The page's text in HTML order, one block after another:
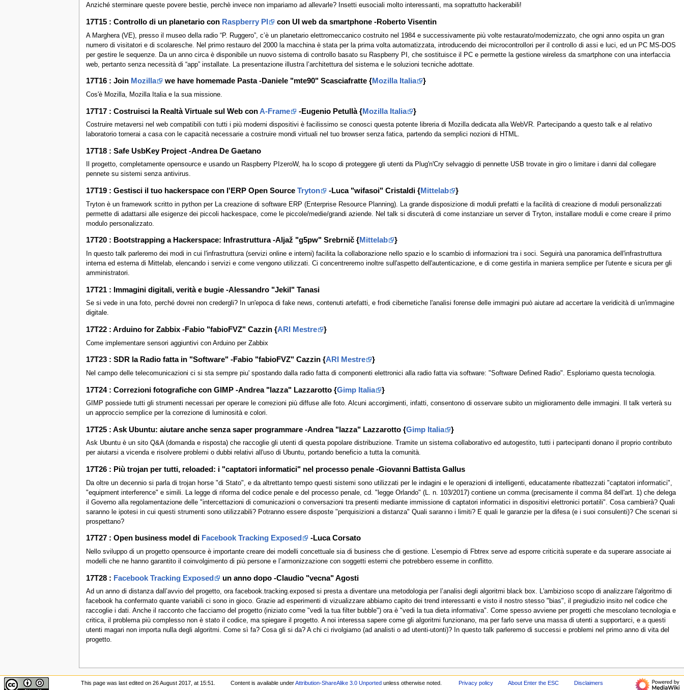
Anziché sterminare queste povere bestie, perchè invece non impariamo ad allevarle? Insetti eusociali molto interessanti, ma soprattutto hackerabili!
17T15 : Controllo di un planetario con Raspberry PI con UI web da smartphone -Roberto Visentin
A Marghera (VE), presso il museo della radio “P. Ruggero”, c’è un planetario elettromeccanico costruito nel 1984 e successivamente più volte restaurato/modernizzato, che ogni anno ospita un gran
numero di visitatori e di scolaresche. Nel primo restauro del 2000 la macchina è stata per la prima volta automatizzata, introducendo dei microcontrollori per il controllo di assi e luci, ed un PC MS-DOS
per gestire le sequenze. Da un anno circa è disponibile un nuovo sistema di controllo basato su Raspberry PI, che sostituisce il PC e permette la gestione wireless da smartphone con una interfaccia
web, pertanto senza necessità di “app” installate. La presentazione illustra l’architettura del sistema e le soluzioni tecniche adottate.
17T16 : Join Mozilla we have homemade Pasta -Daniele "mte90" Scasciafratte {Mozilla Italia }
Cos'è Mozilla, Mozilla Italia e la sua missione.
17T17 : Costruisci la Realtà Virtuale sul Web conA-Frame -Eugenio Petullà {Mozilla Italia }
Costruire metaversi nel web compatibili con tutti i più moderni dispositivi è facilissimo se conosci questa potente libreria di Mozilla dedicata alla WebVR. Partecipando a questo talk e al relativo
laboratorio tornerai a casa con le capacità necessarie a costruire mondi virtuali nel tuo browser senza fatica, partendo da semplici nozioni di HTML.
17T18 : Safe UsbKey Project -Andrea De Gaetano
Il progetto, completamente opensource e usando un Raspberry PIzeroW, ha lo scopo di proteggere gli utenti da Plug'n'Cry selvaggio di pennette USB trovate in giro o limitare i danni dal collegare
pennete su sistemi senza antivirus.
17T19 : Gestisci il tuo hackerspace con l'ERP Open Source Tryton -Luca "wifasoi" Cristaldi {Mittelab }
Tryton è un framework scritto in python per La creazione di software ERP (Enterprise Resource Planning). La grande disposizione di moduli prefatti e la facilità di creazione di moduli personalizzati
permette di adattarsi alle esigenze dei piccoli hackespace, come le piccole/medie/grandi aziende. Nel talk si discuterà di come instanziare un server di Tryton, installare moduli e come creare il primo
modulo personalizzato.
17T20 : Bootstrapping a Hackerspace: Infrastruttura -Aljaž "g5pw" Srebrnič {Mittelab }
In questo talk parleremo dei modi in cui l'infrastruttura (servizi online e interni) facilita la collaborazione nello spazio e lo scambio di informazioni tra i soci. Seguirà una panoramica dell'infrastruttura
interna ed esterna di Mittelab, elencando i servizi e come vengono utilizzati. Ci concentreremo inoltre sull'aspetto dell'autenticazione, e di come gestirla in maniera semplice per l'utente e sicura per gli
amministratori.
17T21 : Immagini digitali, verità e bugie -Alessandro "Jekil" Tanasi
Se si vede in una foto, perché dovrei non credergli? In un'epoca di fake news, contenuti artefatti, e frodi cibernetiche l'analisi forense delle immagini può aiutare ad accertare la veridicità di un'immagine
digitale.
17T22 : Arduino for Zabbix -Fabio "fabioFVZ" Cazzin {ARI Mestre }
Come implementare sensori aggiuntivi con Arduino per Zabbix
17T23 : SDR la Radio fatta in "Software" -Fabio "fabioFVZ" Cazzin {ARI Mestre }
Nel campo delle telecomunicazioni ci si sta sempre piu' spostando dalla radio fatta di componenti elettronici alla radio fatta via software: "Software Defined Radio". Esploriamo questa tecnologia.
17T24 : Correzioni fotografiche con GIMP -Andrea "lazza" Lazzarotto {Gimp Italia }
GIMP possiede tutti gli strumenti necessari per operare le correzioni più diffuse alle foto. Alcuni accorgimenti, infatti, consentono di osservare subito un miglioramento delle immagini. Il talk verterà su
un approccio semplice per la correzione di luminosità e colori.
17T25 : Ask Ubuntu: aiutare anche senza saper programmare -Andrea "lazza" Lazzarotto {Gimp Italia }
Ask Ubuntu è un sito Q&A (domanda e risposta) che raccoglie gli utenti di questa popolare distribuzione. Tramite un sistema collaborativo ed autogestito, tutti i partecipanti donano il proprio contributo
per aiutarsi a vicenda e risolvere problemi o dubbi relativi all'uso di Ubuntu, portando beneficio a tutta la comunità.
17T26 : Più trojan per tutti, reloaded: i "captatori informatici" nel processo penale -Giovanni Battista Gallus
Da oltre un decennio si parla di trojan horse "di Stato", e da altrettanto tempo questi sistemi sono utilizzati per le indagini e le operazioni di intelligenti, educatamente ribattezzati "captatori informatici",
"equipment interference" e simili. La legge di riforma del codice penale e del processo penale, cd. "legge Orlando" (L. n. 103/2017) contiene un comma (precisamente il comma 84 dell'art. 1) che delega
il Governo alla regolamentazione delle "intercettazioni di comunicazioni o conversazioni tra presenti mediante immissione di captatori informatici in dispositivi elettronici portatili". Cosa cambierà? Quali
saranno le ipotesi in cui questi strumenti sono utilizzabili? Potranno essere disposte "perquisizioni a distanza" Quali saranno i limiti? E quali le garanzie per la difesa (e i suoi consulenti)? Che scenari si
prospettano?
17T27 : Open business model di Facebook Tracking Exposed -Luca Corsato
Nello sviluppo di un progetto opensource è importante creare dei modelli concettuale sia di business che di gestione. L’esempio di Fbtrex serve ad esporre criticità superate e da superare associate ai
modelli che ne hanno garantito il coinvolgimento di più persone e l’armonizzazione con soggetti esterni che potrebbero esserne in conflitto.
17T28 : Facebook Tracking Exposed un anno dopo -Claudio "vecna" Agosti
Ad un anno di distanza dall’avvio del progetto, ora facebook.tracking.exposed si presta a diventare una metodologia per l’analisi degli algoritmi black box. L'ambizioso scopo di analizzare l'algoritmo di
facebook ha confermato quante variabili ci sono in gioco. Grazie ad esperimenti di vizualizzare abbiamo capito dei trend interessanti e visto il nostro stesso "bias", il pregiudizio insito nel codice che
raccoglie i dati. Anche il racconto che facciamo del progetto (iniziato come "vedi la tua filter bubble") ora è "vedi la tua dieta informativa". Come spesso avviene per progetti che mescolano tecnologia e
critica, il problema più complesso non è stato il codice, ma spiegare il progetto. A noi interessa sapere come gli algoritmi funzionano, ma per farlo serve una massa di utenti a supportarci, e a questi
utenti magari non importa nulla degli algoritmi. Come sì fa? Cosa gli si da? A chi ci rivolgiamo (ad analisti o ad utenti-utonti)? In questo talk parleremo di successi e problemi nel primo anno di vita del
progetto.
This page was last edited on 26 August 2017, at 15:51. Content is available underAttribution-ShareAlike 3.0 Unportedunless otherwise noted. Privacy policy About Enter the ESC Disclaimers